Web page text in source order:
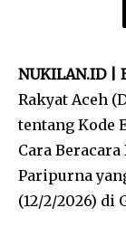
NUKILAN.ID |
Rakyat Aceh
tentang Kode
Cara
Paripurna
(12/2/2026) di